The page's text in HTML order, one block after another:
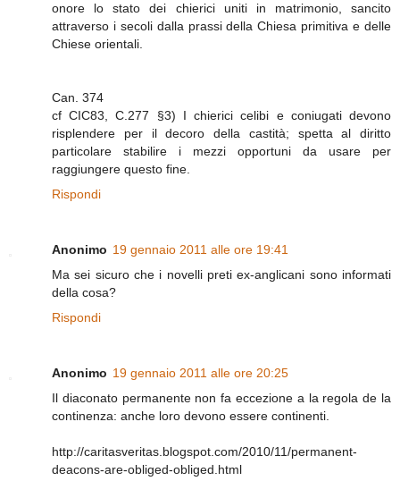
onore lo stato dei chierici uniti in matrimonio, sancito
attraverso i secoli dalla prassi della Chiesa primitiva e delle
Chiese orientali.
Can. 374
cf CIC83, C.277 §3) I chierici celibi e coniugati devono
risplendere per il decoro della castità; spetta al diritto
particolare stabilire i mezzi opportuni da usare per
raggiungere questo fine.
Rispondi
Anonimo 19 gennaio 2011 alle ore 19:41
Ma sei sicuro che i novelli preti ex-anglicani sono informati
della cosa?
Rispondi
Anonimo 19 gennaio 2011 alle ore 20:25
Il diaconato permanente non fa eccezione a la regola de la
continenza: anche loro devono essere continenti.
http://caritasveritas.blogspot.com/2010/11/permanent-
deacons-are-obliged-obliged.html